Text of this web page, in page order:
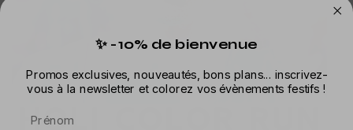
✨ -10% de bienvenue
Promos exclusives, nouveautés, bons plans... inscrivez-
vous à la newsletter et colorez vos évènements festifs !